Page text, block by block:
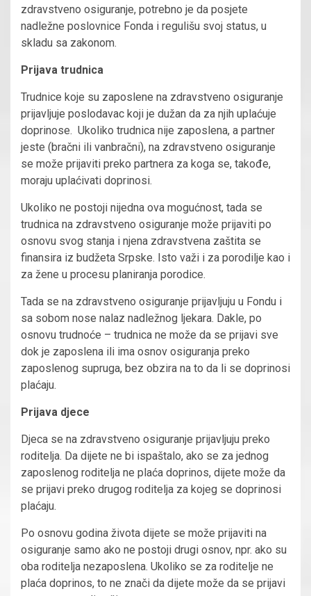
zdravstveno osiguranje, potrebno je da posjete
nadležne poslovnice Fonda i regulišu svoj status, u
skladu sa zakonom.
Prijava trudnica
Trudnice koje su zaposlene na zdravstveno osiguranje
prijavljuje poslodavac koji je dužan da za njih uplaćuje
doprinose. Ukoliko trudnica nije zaposlena, a partner
jeste (bračni ili vanbračni), na zdravstveno osiguranje
se može prijaviti preko partnera za koga se, takođe,
moraju uplaćivati doprinosi.
Ukoliko ne postoji nijedna ova mogućnost, tada se
trudnica na zdravstveno osiguranje može prijaviti po
osnovu svog stanja i njena zdravstvena zaštita se
finansira iz budžeta Srpske. Isto važi i za porodilje kao i
za žene u procesu planiranja porodice.
Tada se na zdravstveno osiguranje prijavljuju u Fondu i
sa sobom nose nalaz nadležnog ljekara. Dakle, po
osnovu trudnoće – trudnica ne može da se prijavi sve
dok je zaposlena ili ima osnov osiguranja preko
zaposlenog supruga, bez obzira na to da li se doprinosi
plaćaju.
Prijava djece
Djeca se na zdravstveno osiguranje prijavljuju preko
roditelja. Da dijete ne bi ispaštalo, ako se za jednog
zaposlenog roditelja ne plaća doprinos, dijete može da
se prijavi preko drugog roditelja za kojeg se doprinosi
plaćaju.
Po osnovu godina života dijete se može prijaviti na
osiguranje samo ako ne postoji drugi osnov, npr. ako su
oba roditelja nezaposlena. Ukoliko se za roditelje ne
plaća doprinos, to ne znači da dijete može da se prijavi